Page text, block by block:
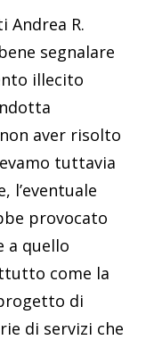
Andrea R.
segnalare
illecito
aver risolto
tuttavia
l’eventuale
provocato
a quello
come la
di
di servizi che